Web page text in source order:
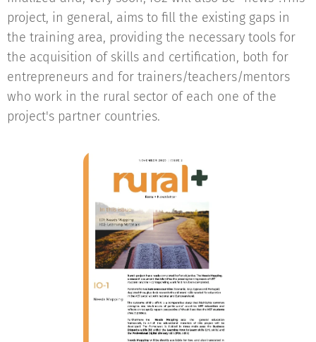
project, in general, aims to fill the existing gaps in
the training area, providing the necessary tools for
the acquisition of skills and certification, both for
entrepreneurs and for trainers/teachers/mentors
who work in the rural sector of each one of the
project's partner countries.